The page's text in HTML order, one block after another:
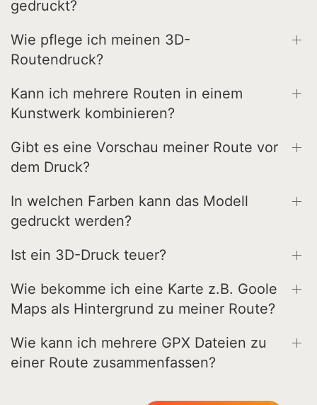
gedruckt?
Wie pflege ich meinen 3D-
Routendruck?
Kann ich mehrere Routen in einem
Kunstwerk kombinieren?
Gibt es eine Vorschau meiner Route vor
dem Druck?
In welchen Farben kann das Modell
gedruckt werden?
Ist ein 3D-Druck teuer?
Wie bekomme ich eine Karte z.B. Goole
Maps als Hintergrund zu meiner Route?
Wie kann ich mehrere GPX Dateien zu
einer Route zusammenfassen?